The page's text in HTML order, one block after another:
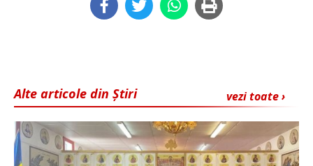
vezi toate ›
Alte articole din Știri